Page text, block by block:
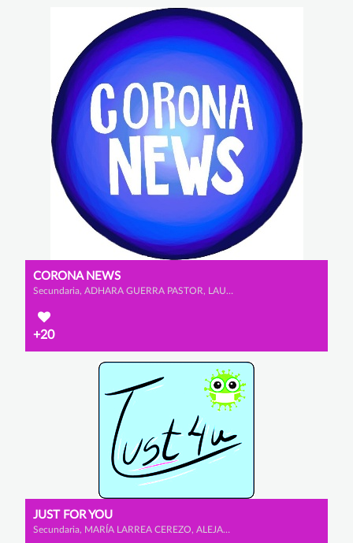
CORONA NEWS
Secundaria, ADHARA GUERRA PASTOR, LAURA SÁNCHEZ CAPILLA y LAURA FORNOVI GÓMEZ
+20
JUST FOR YOU
Secundaria, MARÍA LARREA CEREZO, ALEJANDRO ESCRIBANO GONZÁLEZ y ELDA MARTÍNEZ GONZÁLEZ